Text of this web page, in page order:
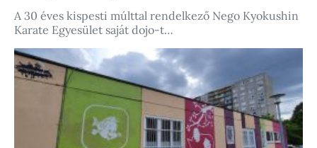
A 30 éves kispesti múlttal rendelkező Nego Kyokushin
Karate Egyesület saját dojo-t…